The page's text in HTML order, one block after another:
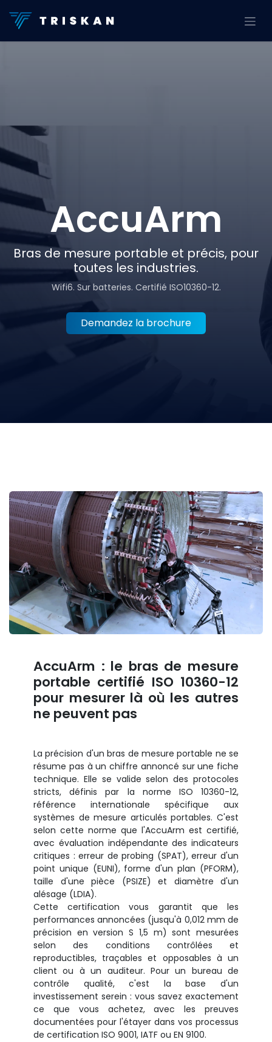
AccuArm
Bras de mesure portable et précis, pour
toutes les industries.
Wifi6. Sur batteries. Certifié ISO10360-12.
Demandez la brochure
AccuArm : le bras de mesure
portable certifié ISO 10360-12
pour mesurer là où les autres
ne peuvent pas
La précision d'un bras de mesure portable ne se
résume pas à un chiffre annoncé sur une fiche
technique. Elle se valide selon des protocoles
stricts, définis par la norme ISO 10360-12,
référence internationale spécifique aux
systèmes de mesure articulés portables. C'est
selon cette norme que l'AccuArm est certifié,
avec évaluation indépendante des indicateurs
critiques : erreur de probing (SPAT), erreur d'un
point unique (EUNI), forme d'un plan (PFORM),
taille d'une pièce (PSIZE) et diamètre d'un
alésage (LDIA).
Cette certification vous garantit que les
performances annoncées (jusqu'à 0,012 mm de
précision en version S 1,5 m) sont mesurées
selon des conditions contrôlées et
reproductibles, traçables et opposables à un
client ou à un auditeur. Pour un bureau de
contrôle qualité, c'est la base d'un
investissement serein : vous savez exactement
ce que vous achetez, avec les preuves
documentées pour l'étayer dans vos processus
de certification ISO 9001, IATF ou EN 9100.